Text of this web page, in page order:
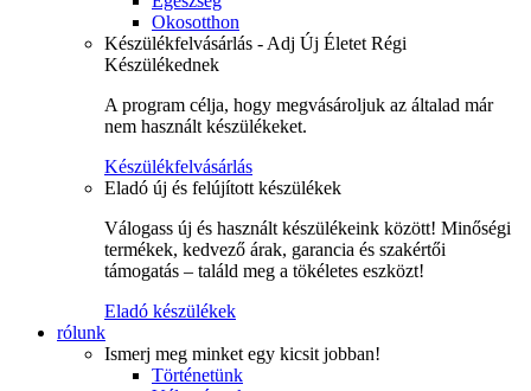
Okosotthon
Készülékfelvásárlás - Adj Új Életet Régi
Készülékednek
A program célja, hogy megvásároljuk az általad már
nem használt készülékeket.
Készülékfelvásárlás
Eladó új és felújított készülékek
Válogass új és használt készülékeink között! Minőségi
termékek, kedvező árak, garancia és szakértői
támogatás – találd meg a tökéletes eszközt!
Eladó készülékek
rólunk
Ismerj meg minket egy kicsit jobban!
Történetünk